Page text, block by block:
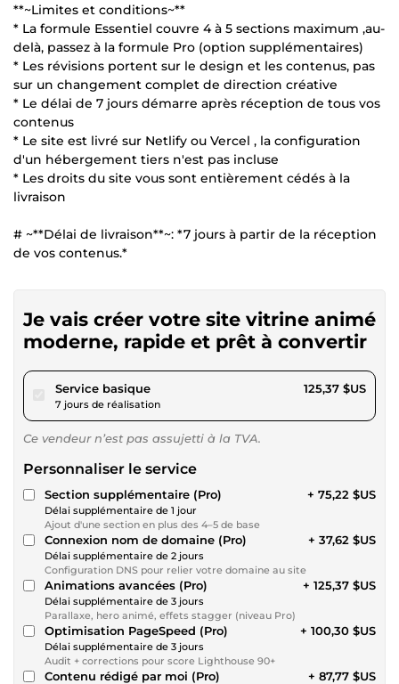
**~Limites et conditions~**
* La formule Essentiel couvre 4 à 5 sections maximum ,au-
delà, passez à la formule Pro (option supplémentaires)
* Les révisions portent sur le design et les contenus, pas
sur un changement complet de direction créative
* Le délai de 7 jours démarre après réception de tous vos
contenus
* Le site est livré sur Netlify ou Vercel , la configuration
d'un hébergement tiers n'est pas incluse
* Les droits du site vous sont entièrement cédés à la
livraison
# ~**Délai de livraison**~: *7 jours à partir de la réception
de vos contenus.*
Je vais créer votre site vitrine animé
moderne, rapide et prêt à convertir
Service basiquepour 115,55 $US
7 jours de réalisation
125,37 $US
Ce vendeur n’est pas assujetti à la TVA.
Personnaliser le service
Section supplémentaire (Pro)
Délai supplémentaire de 1 jour
Ajout d'une section en plus des 4–5 de base
+ 75,22 $US
Connexion nom de domaine (Pro)
Délai supplémentaire de 2 jours
Configuration DNS pour relier votre domaine au site
+ 37,62 $US
Animations avancées (Pro)
Délai supplémentaire de 3 jours
Parallaxe, hero animé, effets stagger (niveau Pro)
+ 125,37 $US
Optimisation PageSpeed (Pro)
Délai supplémentaire de 3 jours
Audit + corrections pour score Lighthouse 90+
+ 100,30 $US
Contenu rédigé par moi (Pro) + 87,77 $US